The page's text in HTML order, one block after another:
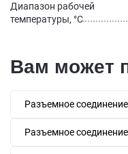
Диапазон рабочей
температуры, °С
Вам может
Разъемное
Разъемное